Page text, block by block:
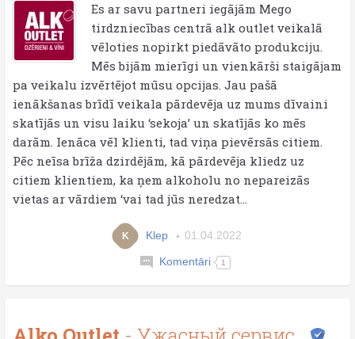
Es ar savu partneri iegājām Mego
tirdzniecības centrā alk outlet veikalā
vēloties nopirkt piedāvāto produkciju.
Mēs bijām mierīgi un vienkārši staigājam
pa veikalu izvērtējot mūsu opcijas. Jau pašā
ienākšanas brīdī veikala pārdevēja uz mums dīvaini
skatījās un visu laiku ‘sekoja’ un skatījās ko mēs
darām. Ienāca vēl klienti, tad viņa pievērsās citiem.
Pēc neīsa brīža dzirdējām, kā pārdevēja kliedz uz
citiem klientiem, ka ņem alkoholu no nepareizās
vietas ar vārdiem ‘vai tad jūs neredzat...
K Klep 01.04.2022
Komentāri 1